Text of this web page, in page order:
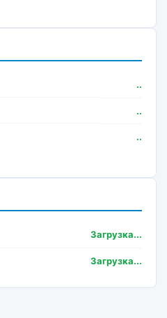
..
..
..
Загрузка...
Загрузка...